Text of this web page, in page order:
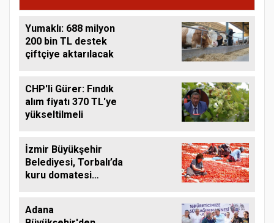
Yumaklı: 688 milyon
200 bin TL destek
çiftçiye aktarılacak
CHP'li Gürer: Fındık
alım fiyatı 370 TL'ye
yükseltilmeli
İzmir Büyükşehir
Belediyesi, Torbalı’da
kuru domatesi
Adana